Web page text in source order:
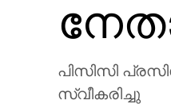
പിസിസി
സ്വീകരിച്ചു